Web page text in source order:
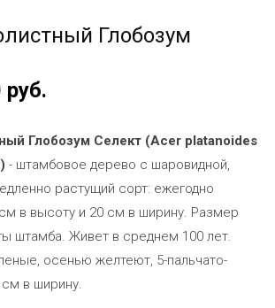
Глобозум
Глобозум Селект (Acer platanoides
- штамбовое дерево с шаровидной,
растущий сорт: ежегодно
в высоту и 20 см в ширину. Размер
штамба. Живет в среднем 100 лет.
осенью желтеют, 5-пальчато-
в ширину.